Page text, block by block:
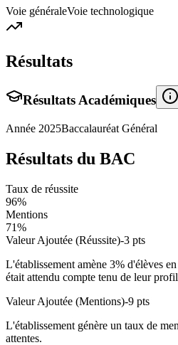
Voie généraleVoie technologique
Résultats
Résultats Académiques
Année 2025Baccalauréat Général
Résultats du BAC
Taux de réussite
96%
Mentions
71%
Valeur Ajoutée (Réussite)-3 pts
L'établissement amène 3% d'élèves en
était attendu compte tenu de leur
Valeur Ajoutée (Mentions)-9 pts
L'établissement génère un taux de
attentes.